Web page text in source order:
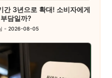
3년으로 확대! 소비자에게
담일까?
2026-08-05